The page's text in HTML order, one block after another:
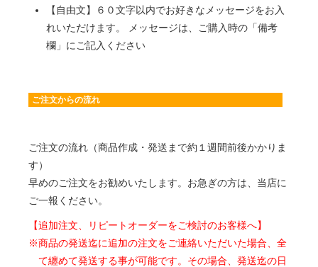
【自由文】６０文字以内でお好きなメッセージをお入
れいただけます。 メッセージは、ご購入時の「備考
欄」にご記入ください
ご注文からの流れ
ご注文の流れ（商品作成・発送まで約１週間前後かかりま
す）
早めのご注文をお勧めいたします。お急ぎの方は、当店に
ご一報ください。
【追加注文、リピートオーダーをご検討のお客様へ】
※商品の発送迄に追加の注文をご連絡いただいた場合、全
て纏めて発送する事が可能です。その場合、発送迄の日